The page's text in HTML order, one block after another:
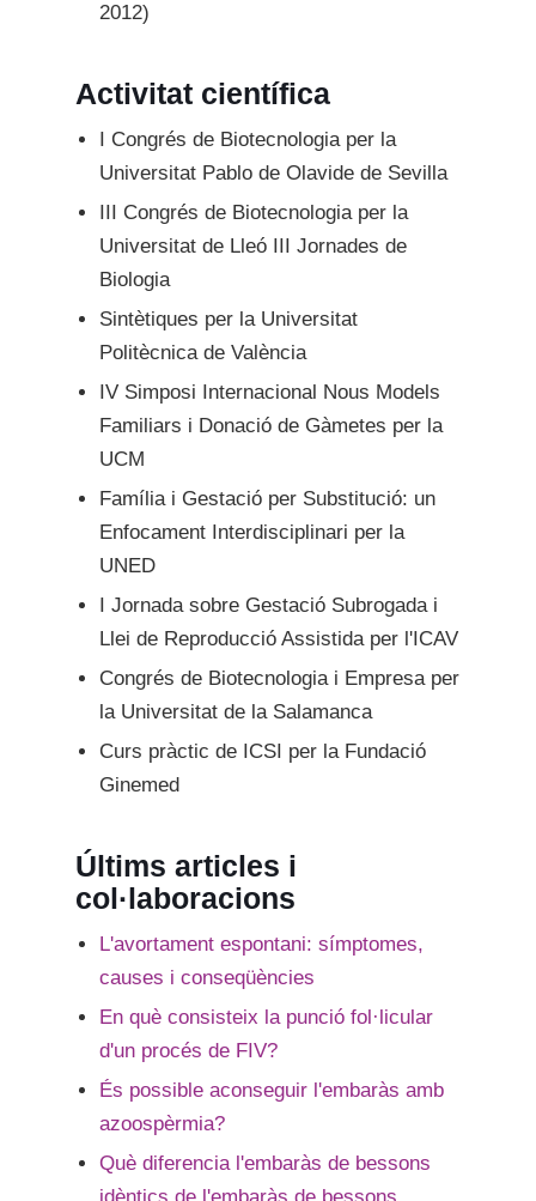
2012)
Activitat científica
I Congrés de Biotecnologia per la
Universitat Pablo de Olavide de Sevilla
III Congrés de Biotecnologia per la
Universitat de Lleó III Jornades de
Biologia
Sintètiques per la Universitat
Politècnica de València
IV Simposi Internacional Nous Models
Familiars i Donació de Gàmetes per la
UCM
Família i Gestació per Substitució: un
Enfocament Interdisciplinari per la
UNED
I Jornada sobre Gestació Subrogada i
Llei de Reproducció Assistida per l'ICAV
Congrés de Biotecnologia i Empresa per
la Universitat de la Salamanca
Curs pràctic de ICSI per la Fundació
Ginemed
Últims articles i
col·laboracions
L'avortament espontani: símptomes,
causes i conseqüències
En què consisteix la punció fol·licular
d'un procés de FIV?
És possible aconseguir l'embaràs amb
azoospèrmia?
Què diferencia l'embaràs de bessons